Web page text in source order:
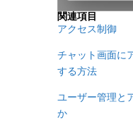
関連項目
アクセス制御
チャット画面に
する方法
ユーザー管理と
か